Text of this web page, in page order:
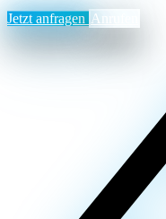
Jetzt anfragen Anrufen